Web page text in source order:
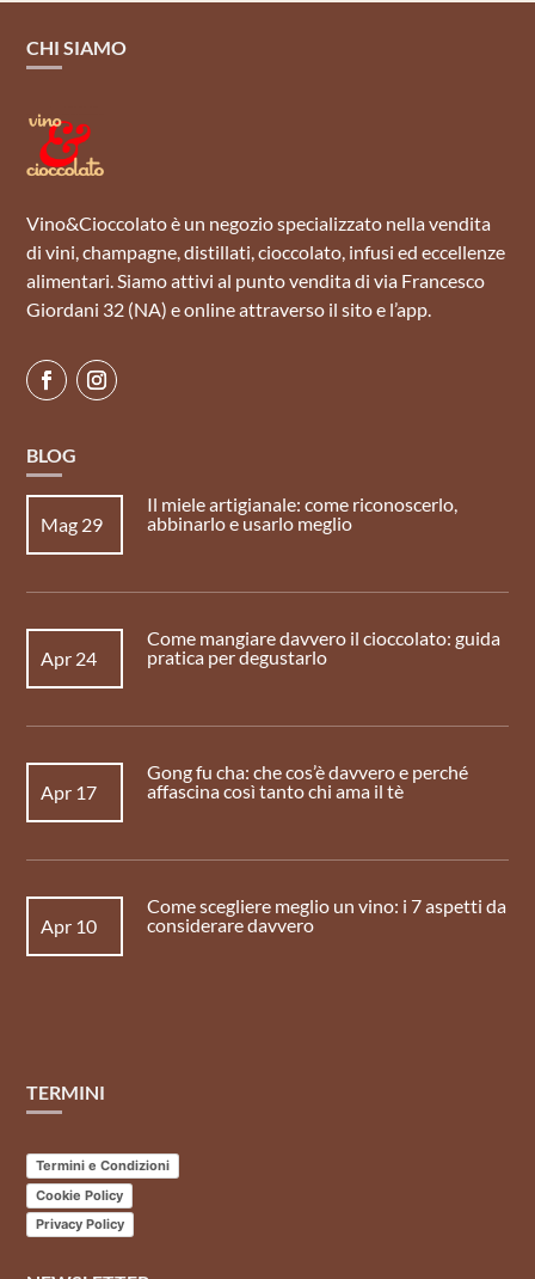
CHI SIAMO
Vino&Cioccolato è un negozio specializzato nella vendita
di vini, champagne, distillati, cioccolato, infusi ed eccellenze
alimentari. Siamo attivi al punto vendita di via Francesco
Giordani 32 (NA) e online attraverso il sito e l’app.
BLOG
Il miele artigianale: come riconoscerlo,
abbinarlo e usarlo meglio
Mag 29
Come mangiare davvero il cioccolato: guida
pratica per degustarlo
Apr 24
Gong fu cha: che cos’è davvero e perché
affascina così tanto chi ama il tè
Apr 17
Come scegliere meglio un vino: i 7 aspetti da
considerare davvero
Apr 10
TERMINI
Termini e Condizioni
Cookie Policy
Privacy Policy